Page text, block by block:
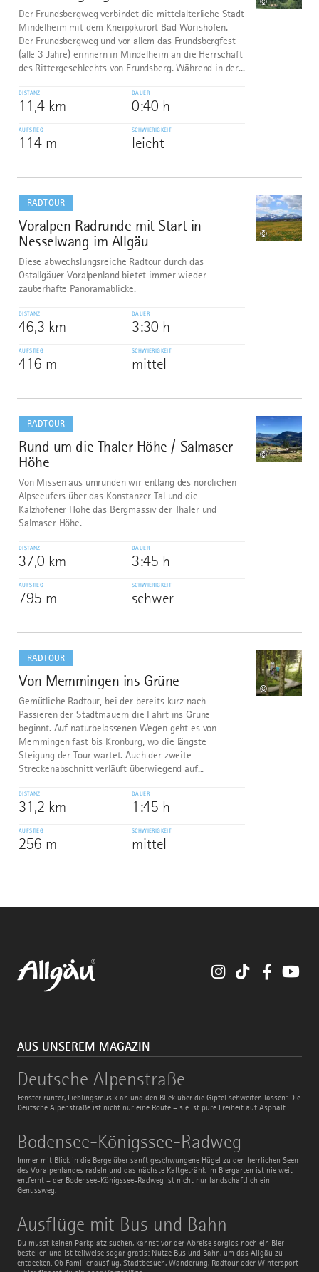
Der Frundsbergweg verbindet die mittelalterliche Stadt
Mindelheim mit dem Kneippkurort Bad Wörishofen.
Der Frundsbergweg und vor allem das Frundsbergfest
(alle 3 Jahre) erinnern in Mindelheim an die Herrschaft
des Rittergeschlechts von Frundsberg. Während in der...
DISTANZ
11,4 km
DAUER
0:40 h
AUFSTIEG
114 m
SCHWIERIGKEIT
leicht
RADTOUR
8
Voralpen Radrunde mit Start in
Nesselwang im Allgäu
©
Diese abwechslungsreiche Radtour durch das
Ostallgäuer Voralpenland bietet immer wieder
zauberhafte Panoramablicke.
DISTANZ
46,3 km
DAUER
3:30 h
AUFSTIEG
416 m
SCHWIERIGKEIT
mittel
dazu
RADTOUR
9
Rund um die Thaler Höhe / Salmaser
Höhe
©
Von Missen aus umrunden wir entlang des nördlichen
Alpseeufers über das Konstanzer Tal und die
Kalzhofener Höhe das Bergmassiv der Thaler und
Salmaser Höhe.
DISTANZ
37,0 km
DAUER
3:45 h
AUFSTIEG
795 m
SCHWIERIGKEIT
schwer
dazu
RADTOUR
10
Von Memmingen ins Grüne
©
Gemütliche Radtour, bei der bereits kurz nach
Passieren der Stadtmauern die Fahrt ins Grüne
beginnt. Auf naturbelassenen Wegen geht es von
Memmingen fast bis Kronburg, wo die längste
Steigung der Tour wartet. Auch der zweite
Streckenabschnitt verläuft überwiegend auf...
DISTANZ
31,2 km
DAUER
1:45 h
AUFSTIEG
256 m
SCHWIERIGKEIT
mittel
dazu
InstagramTikTok
AUS UNSEREM MAGAZIN
Deutsche Alpenstraße
Fenster runter, Lieblingsmusik an und den Blick über die Gipfel schweifen lassen: Die
Deutsche Alpenstraße ist nicht nur eine Route – sie ist pure Freiheit auf Asphalt.
Deutsche
Alpenstraße
Bodensee-Königssee-Radweg
Immer mit Blick in die Berge über sanft geschwungene Hügel zu den herrlichen Seen
des Voralpenlandes radeln und das nächste Kaltgetränk im Biergarten ist nie weit
entfernt – der Bodensee-Königssee-Radweg ist nicht nur landschaftlich ein
Genussweg.
Bodensee-
Königssee-
Radweg
Ausflüge mit Bus und Bahn
Du musst keinen Parkplatz suchen, kannst vor der Abreise sorglos noch ein Bier
bestellen und ist teilweise sogar gratis: Nutze Bus und Bahn, um das Allgäu zu
entdecken. Ob Familienausflug, Stadtbesuch, Wanderung, Radtour oder Wintersport
Ausflüge
mit
Bus
und
Bahn